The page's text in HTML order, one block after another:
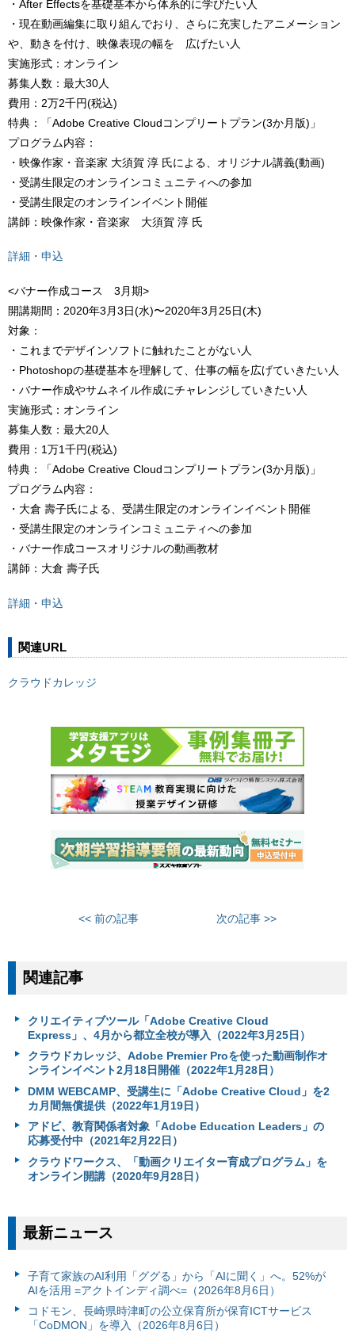
・After Effectsを基礎基本から体系的に学びたい人
・現在動画編集に取り組んでおり、さらに充実したアニメーション
や、動きを付け、映像表現の幅を 広げたい人
実施形式：オンライン
募集人数：最大30人
費用：2万2千円(税込)
特典：「Adobe Creative Cloudコンプリートプラン(3か月版)」
プログラム内容：
・映像作家・音楽家 大須賀 淳 氏による、オリジナル講義(動画)
・受講生限定のオンラインコミュニティへの参加
・受講生限定のオンラインイベント開催
講師：映像作家・音楽家 大須賀 淳 氏
詳細・申込
<バナー作成コース 3月期>
開講期間：2020年3月3日(水)〜2020年3月25日(木)
対象：
・これまでデザインソフトに触れたことがない人
・Photoshopの基礎基本を理解して、仕事の幅を広げていきたい人
・バナー作成やサムネイル作成にチャレンジしていきたい人
実施形式：オンライン
募集人数：最大20人
費用：1万1千円(税込)
特典：「Adobe Creative Cloudコンプリートプラン(3か月版)」
プログラム内容：
・大倉 壽子氏による、受講生限定のオンラインイベント開催
・受講生限定のオンラインコミュニティへの参加
・バナー作成コースオリジナルの動画教材
講師：大倉 壽子氏
詳細・申込
関連URL
クラウドカレッジ
<< 前の記事 次の記事 >>
関連記事
クリエイティブツール「Adobe Creative Cloud
Express」、4月から都立全校が導入（2022年3月25日）
クラウドカレッジ、Adobe Premier Proを使った動画制作オ
ンラインイベント2月18日開催（2022年1月28日）
DMM WEBCAMP、受講生に「Adobe Creative Cloud」を2
カ月間無償提供（2022年1月19日）
アドビ、教育関係者対象「Adobe Education Leaders」の
応募受付中（2021年2月22日）
クラウドワークス、「動画クリエイター育成プログラム」を
オンライン開講（2020年9月28日）
最新ニュース
子育て家族のAI利用「ググる」から「AIに聞く」へ。52%が
AIを活用 =アクトインディ調べ=（2026年8月6日）
コドモン、長崎県時津町の公立保育所が保育ICTサービス
「CoDMON」を導入（2026年8月6日）